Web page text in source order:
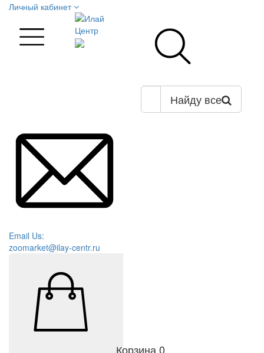
Личный кабинет
Найду все
Email Us:
zoomarket@ilay-centr.ru
Корзина0